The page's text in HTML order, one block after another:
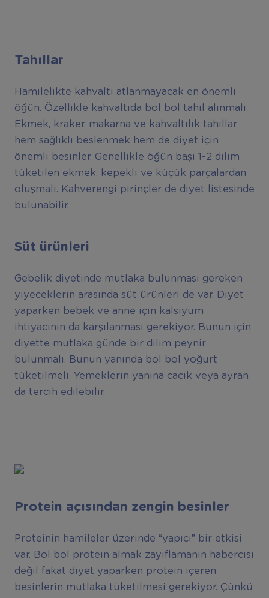
Tahıllar
Hamilelikte kahvaltı atlanmayacak en önemli
öğün. Özellikle kahvaltıda bol bol tahıl alınmalı.
Ekmek, kraker, makarna ve kahvaltılık tahıllar
hem sağlıklı beslenmek hem de diyet için
önemli besinler. Genellikle öğün başı 1-2 dilim
tüketilen ekmek, kepekli ve küçük parçalardan
oluşmalı. Kahverengi pirinçler de diyet listesinde
bulunabilir.
Süt ürünleri
Gebelik diyetinde mutlaka bulunması gereken
yiyeceklerin arasında süt ürünleri de var. Diyet
yaparken bebek ve anne için kalsiyum
ihtiyacının da karşılanması gerekiyor. Bunun için
diyette mutlaka günde bir dilim peynir
bulunmalı. Bunun yanında bol bol yoğurt
tüketilmeli. Yemeklerin yanına cacık veya ayran
da tercih edilebilir.
Protein açısından zengin besinler
Proteinin hamileler üzerinde “yapıcı” bir etkisi
var. Bol bol protein almak zayıflamanın habercisi
değil fakat diyet yaparken protein içeren
besinlerin mutlaka tüketilmesi gerekiyor. Çünkü